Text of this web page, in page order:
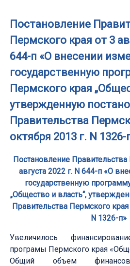
Постановление
Пермского края от 3
644-п «О внесении
государственную
Пермского края
утвержденную
Правительства
октября 2013 г. N 1326-
Постановление
августа 2022 г. N 644-п «О
государственную
„Общество и власть“,
Правительства Пермского края
N 1326-п»
Увеличилось
програмы Пермского края
Общий объем